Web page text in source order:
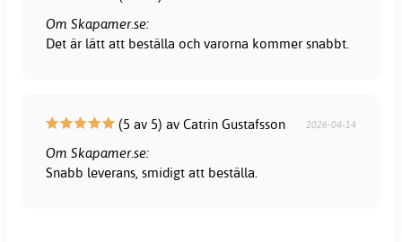
Om Skapamer.se:
Det är lätt att beställa och varorna kommer snabbt.
(5 av 5) av Catrin Gustafsson 2026-04-14
Om Skapamer.se:
Snabb leverans, smidigt att beställa.